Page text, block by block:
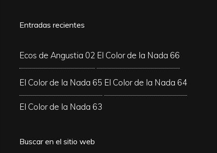
Entradas recientes
Ecos de Angustia 02 El Color de la Nada 66
El Color de la Nada 65 El Color de la Nada 64
El Color de la Nada 63
Buscar en el sitio web